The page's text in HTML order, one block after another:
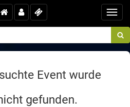
Event wurde
gefunden.